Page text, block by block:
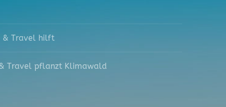
& Travel hilft
Travel pflanzt Klimawald